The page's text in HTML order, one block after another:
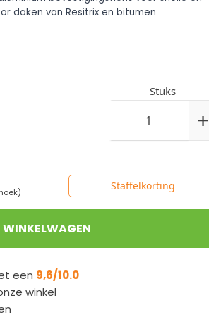
daken van Resitrix en bitumen
Stuks
+
Staffelkorting
WINKELWAGEN
een 9,6/10.0
winkel